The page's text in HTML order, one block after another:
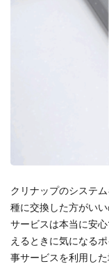
クリナップのシステ
種に交換した方がい
サービスは本当に安
えるときに気になる
事サービスを利用し